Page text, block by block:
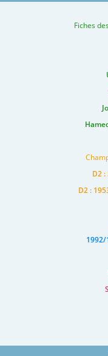
Fiches
D2
D2 :
1992/